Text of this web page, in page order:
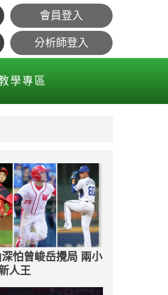
會員登入
分析師登入
學專區
怕曾峻岳攪局 兩小
人王